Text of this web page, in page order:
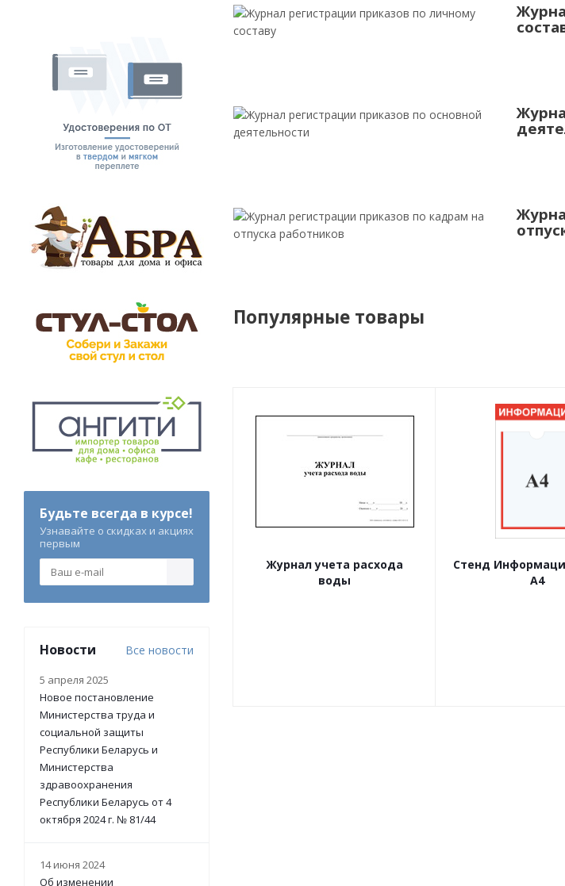
Популярные товары
Журнал учета расхода
воды
Стенд
А4
Будьте всегда в курсе!
Узнавайте о скидках и акциях
первым
Новости Все новости
5 апреля 2025
Новое постановление
Министерства труда и
социальной защиты
Республики Беларусь и
Министерства
здравоохранения
Республики Беларусь от 4
октября 2024 г. № 81/44
14 июня 2024
Об изменении